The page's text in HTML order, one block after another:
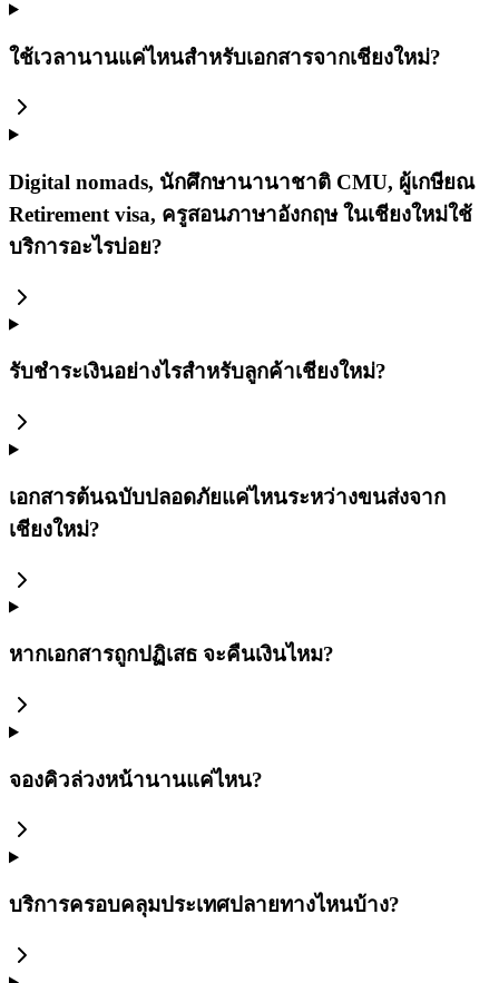
ใช้เวลานานแค่ไหนสำหรับเอกสารจากเชียงใหม่?
Digital nomads, นักศึกษานานาชาติ CMU, ผู้เกษียณ
Retirement visa, ครูสอนภาษาอังกฤษ ในเชียงใหม่ใช้
บริการอะไรบ่อย?
รับชำระเงินอย่างไรสำหรับลูกค้าเชียงใหม่?
เอกสารต้นฉบับปลอดภัยแค่ไหนระหว่างขนส่งจาก
เชียงใหม่?
หากเอกสารถูกปฏิเสธ จะคืนเงินไหม?
จองคิวล่วงหน้านานแค่ไหน?
บริการครอบคลุมประเทศปลายทางไหนบ้าง?